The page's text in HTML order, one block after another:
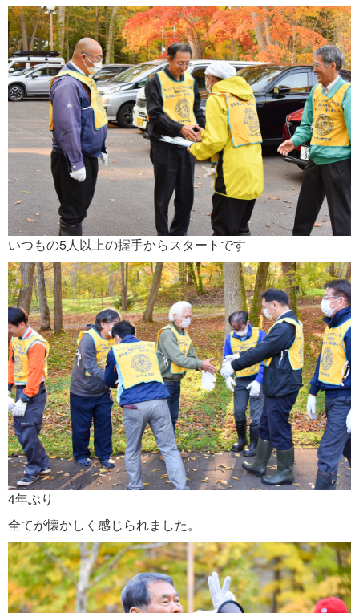
いつもの5人以上の握手からスタートです
4年ぶり
全てが懐かしく感じられました。